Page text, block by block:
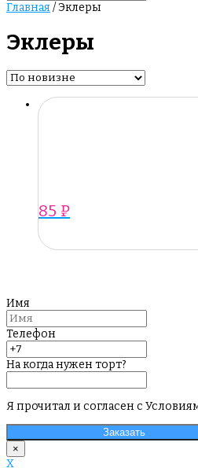
Главная / Эклеры
Эклеры
85 ₽
Имя
Телефон
На когда нужен торт?
Я прочитал и согласен с
Заказать
×
X